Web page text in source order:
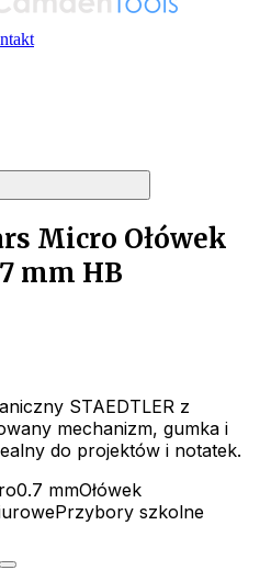
Micro Ołówek
mm HB
STAEDTLER z
mechanizm, gumka i
do projektów i notatek.
0.7 mmOłówek
Przybory szkolne